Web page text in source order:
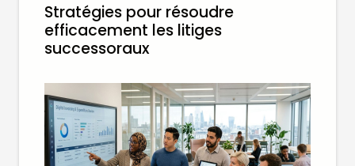
Stratégies pour résoudre
efficacement les litiges
successoraux